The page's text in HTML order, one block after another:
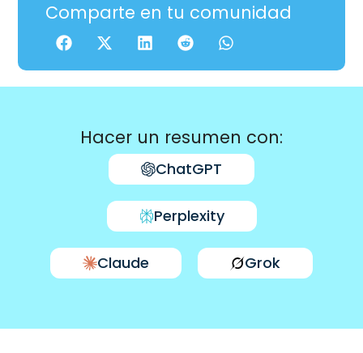
Comparte en tu comunidad
Hacer un resumen con:
ChatGPT
Perplexity
Claude Grok